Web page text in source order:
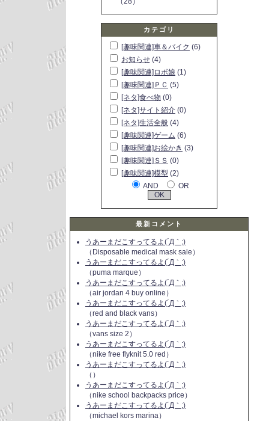
カテゴリ
[趣味関連]車＆バイク (6)
お知らせ (4)
[趣味関連]ロボ娘 (1)
[趣味関連]ＰＣ (5)
[ネタ]食べ物 (0)
[ネタ]サイト紹介 (0)
[ネタ]生活全般 (4)
[趣味関連]ゲーム (6)
[趣味関連]お絵かき (3)
[趣味関連]ＳＳ (0)
[趣味関連]模型 (2)
AND
OR
最新コメント
うあーまだこすってるよ(´Д｀;)
（Disposable medical mask sale）
うあーまだこすってるよ(´Д｀;)
（puma marque）
うあーまだこすってるよ(´Д｀;)
（air jordan 4 buy online）
うあーまだこすってるよ(´Д｀;)
（red and black vans）
うあーまだこすってるよ(´Д｀;)
（vans size 2）
うあーまだこすってるよ(´Д｀;)
（nike free flyknit 5.0 red）
うあーまだこすってるよ(´Д｀;)
（）
うあーまだこすってるよ(´Д｀;)
（nike school backpacks price）
うあーまだこすってるよ(´Д｀;)
（michael kors marina）